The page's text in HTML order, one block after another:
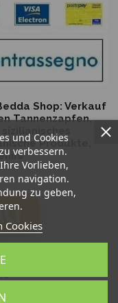
und Cookies
verbessern.
Vorlieben,
navigation.
zu geben,
Cookies
Shop: Verkauf
Tannenzapfen,
Produkte,